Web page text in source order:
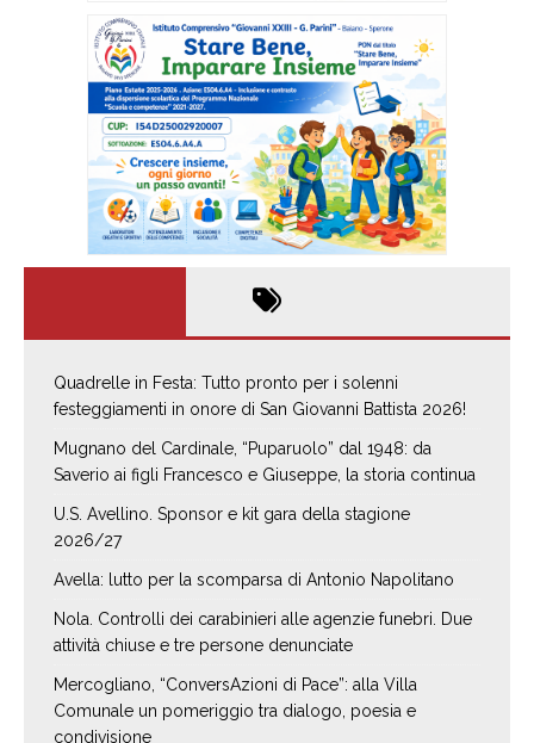
Quadrelle in Festa: Tutto pronto per i solenni
festeggiamenti in onore di San Giovanni Battista 2026!
Mugnano del Cardinale, “Puparuolo” dal 1948: da
Saverio ai figli Francesco e Giuseppe, la storia continua
U.S. Avellino. Sponsor e kit gara della stagione
2026/27
Avella: lutto per la scomparsa di Antonio Napolitano
Nola. Controlli dei carabinieri alle agenzie funebri. Due
attività chiuse e tre persone denunciate
Mercogliano, “ConversAzioni di Pace”: alla Villa
Comunale un pomeriggio tra dialogo, poesia e
condivisione